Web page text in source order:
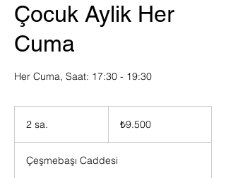
Çocuk Aylik Her
Cuma
Her Cuma, Saat: 17:30 - 19:30
2 sa.
.
Türk
lirası₺9.500
Çeşmebaşı Caddesi